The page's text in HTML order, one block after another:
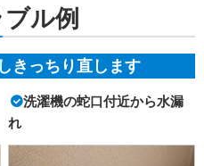
ル例
きっちり直します
洗濯機の蛇口付近から水漏
れ